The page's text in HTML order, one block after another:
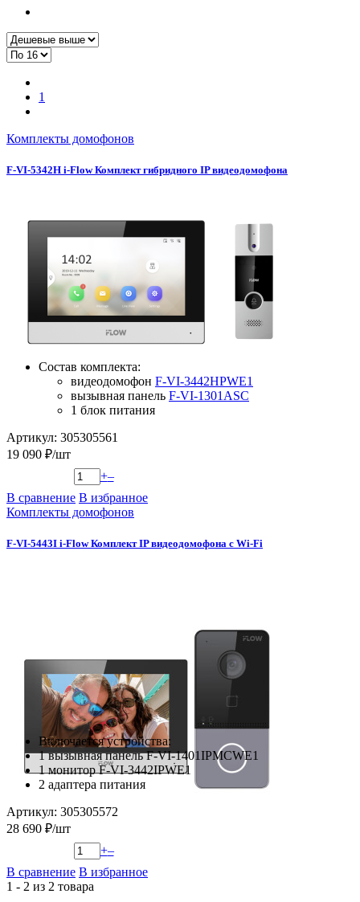
1
Комплекты домофонов
F-VI-5342H i-Flow Комплект гибридного IP видеодомофона
Состав комплекта:
видеодомофон F-VI-3442HPWE1
вызывная панель F-VI-1301ASC
1 блок питания
Артикул: 305305561
19 090 ₽/шт
+–
В сравнение В избранное
Комплекты домофонов
F-VI-5443I i-Flow Комплект IP видеодомофона с Wi-Fi
Включается устройства:
1 вызывная панель F-VI-1401IPMCWE1
1 монитор F-VI-3442IPWE1
2 адаптера питания
Артикул: 305305572
28 690 ₽/шт
+–
В сравнение В избранное
1 - 2 из 2 товара